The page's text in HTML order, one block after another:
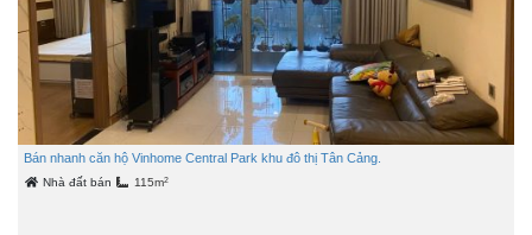
Bán nhanh căn hộ Vinhome Central Park khu đô thị Tân Cảng.
Nhà đất bán 115m2